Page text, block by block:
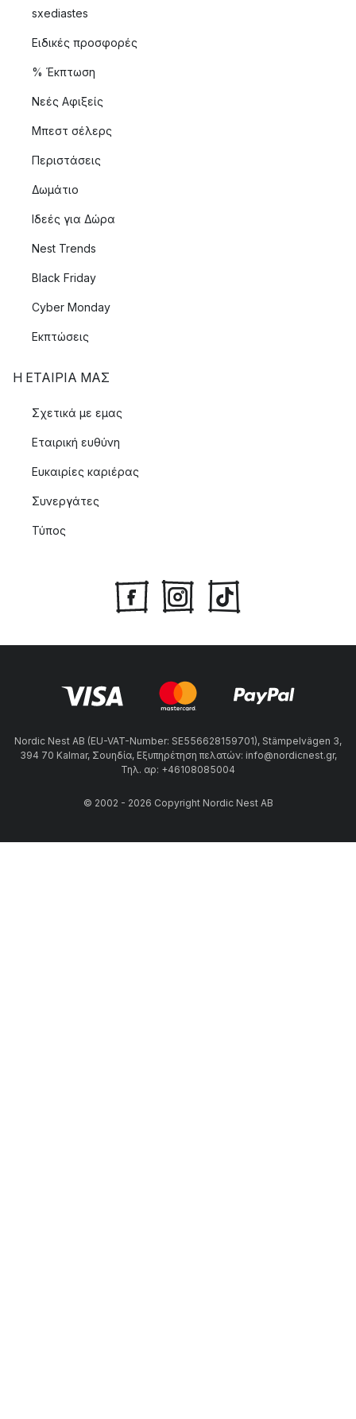
sxediastes
Ειδικές προσφορές
% Έκπτωση
Νεές Αφιξείς
Μπεστ σέλερς
Περιστάσεις
Δωμάτιο
Ιδεές για Δώρα
Nest Trends
Black Friday
Cyber Monday
Εκπτώσεις
Η ΕΤΑΊΡΙΑ ΜΑΣ
Σχετικά με εμας
Εταιρική ευθύνη
Ευκαιρίες καριέρας
Συνεργάτες
Τύπος
Nordic Nest AB (EU-VAT-Number: SE556628159701), Stämpelvägen 3,
394 70 Kalmar, Σουηδία, Εξυπηρέτηση πελατών: info@nordicnest.gr,
Τηλ. αρ: +46108085004
© 2002 - 2026 Copyright Nordic Nest AB